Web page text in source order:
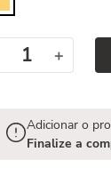
＋
Adicionar o
Finalize a